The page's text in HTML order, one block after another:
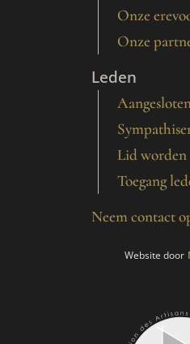
Onze
Onze
Leden
Lid worden
Toegang
Neem contact
Website door